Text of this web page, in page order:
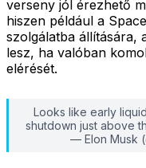
verseny jól érezhető
hiszen például a
szolgálatba állítására,
lesz, ha valóban
elérését.
Looks like early
shutdown just above
— Elon Musk